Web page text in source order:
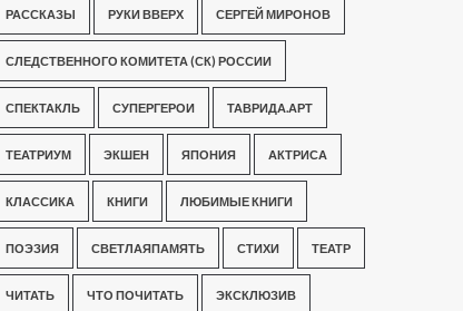
РАССКАЗЫ РУКИ ВВЕРХ СЕРГЕЙ МИРОНОВ
СЛЕДСТВЕННОГО КОМИТЕТА (СК) РОССИИ
СПЕКТАКЛЬ СУПЕРГЕРОИ ТАВРИДА.АРТ
ТЕАТРИУМ ЭКШЕН ЯПОНИЯ АКТРИСА
КЛАССИКА КНИГИ ЛЮБИМЫЕ КНИГИ
ПОЭЗИЯ СВЕТЛАЯПАМЯТЬ СТИХИ ТЕАТР
ЧИТАТЬ ЧТО ПОЧИТАТЬ ЭКСКЛЮЗИВ